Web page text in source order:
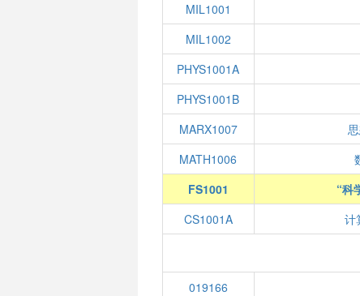
MIL1001
MIL1002
PHYS1001A
PHYS1001B
MARX1007
MATH1006
FS1001
“科
CS1001A
计
019166